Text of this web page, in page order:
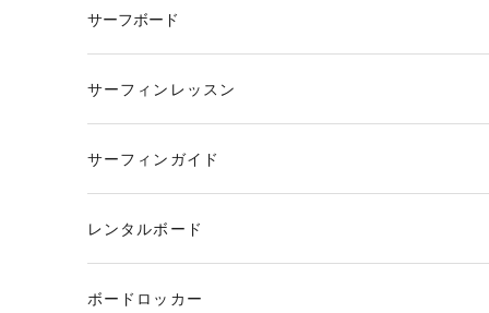
サーフボード
サーフィンレッスン
サーフィンガイド
レンタルボード
ボードロッカー